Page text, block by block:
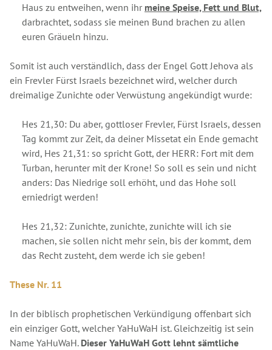
Haus zu entweihen, wenn ihr meine Speise, Fett und Blut,
darbrachtet, sodass sie meinen Bund brachen zu allen
euren Gräueln hinzu.
Somit ist auch verständlich, dass der Engel Gott Jehova als
ein Frevler Fürst Israels bezeichnet wird, welcher durch
dreimalige Zunichte oder Verwüstung angekündigt wurde:
Hes 21,30: Du aber, gottloser Frevler, Fürst Israels, dessen
Tag kommt zur Zeit, da deiner Missetat ein Ende gemacht
wird, Hes 21,31: so spricht Gott, der HERR: Fort mit dem
Turban, herunter mit der Krone! So soll es sein und nicht
anders: Das Niedrige soll erhöht, und das Hohe soll
erniedrigt werden!
Hes 21,32: Zunichte, zunichte, zunichte will ich sie
machen, sie sollen nicht mehr sein, bis der kommt, dem
das Recht zusteht, dem werde ich sie geben!
These Nr. 11
In der biblisch prophetischen Verkündigung offenbart sich
ein einziger Gott, welcher YaHuWaH ist. Gleichzeitig ist sein
Name YaHuWaH. Dieser YaHuWaH Gott lehnt sämtliche